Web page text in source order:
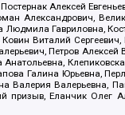
Алексей
Александрович,
Людмила Гавриловна,
Виталий
Петров
Галина Юрьевна,
Валерьевна,
Еланчик Олег